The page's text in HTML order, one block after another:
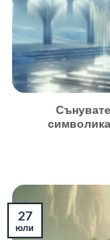
27
юли